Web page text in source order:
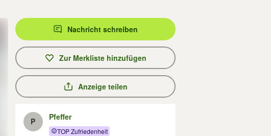
Nachricht schreiben
Zur Merkliste hinzufügen
Anzeige teilen
P Pfeffer
TOP Zufriedenheit